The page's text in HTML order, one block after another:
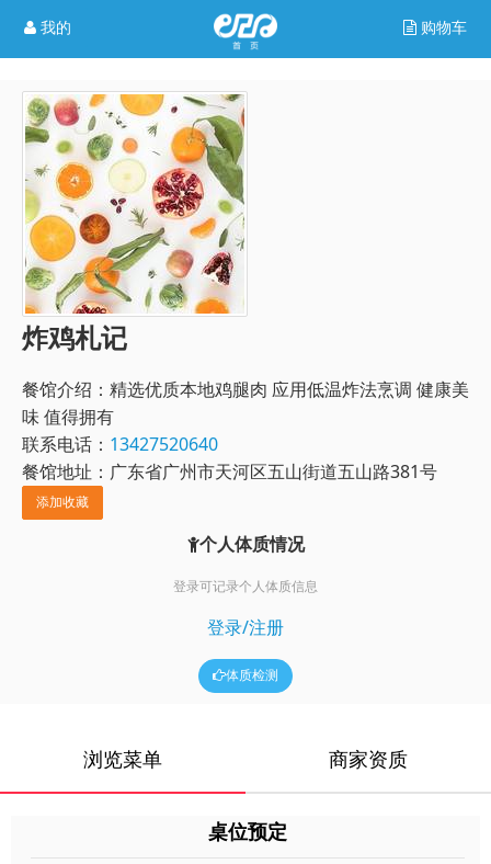
我的 购物车
炸鸡札记
餐馆介绍： 精选优质本地鸡腿肉 应用低温炸法烹调 健康美
味 值得拥有
联系电话： 13427520640
餐馆地址：广东省广州市天河区五山街道五山路381号
添加收藏
个人体质情况
登录可记录个人体质信息
登录/注册
体质检测
浏览菜单 商家资质
桌位预定